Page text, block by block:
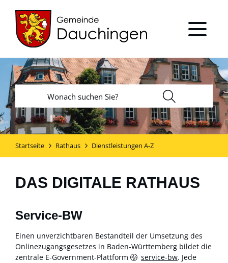
Startseite Rathaus Dienstleistungen A-Z
DAS DIGITALE RATHAUS
Service-BW
Einen unverzichtbaren Bestandteil der Umsetzung des
Onlinezugangsgesetzes in Baden-Württemberg bildet die
zentrale E-Government-Plattform
service-bw. Jede